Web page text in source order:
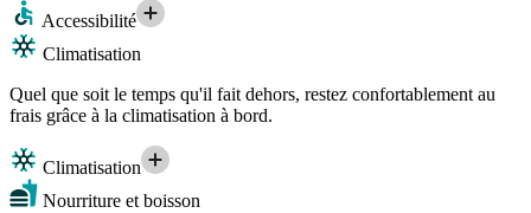
Accessibilité
Climatisation
Quel que soit le temps qu'il fait dehors, restez confortablement au
frais grâce à la climatisation à bord.
Climatisation
Nourriture et boisson